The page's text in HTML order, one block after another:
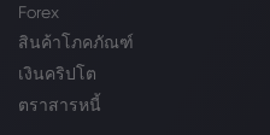
Forex
สินค้าโภคภัณฑ์
เงินคริปโต
ตราสารหนี้